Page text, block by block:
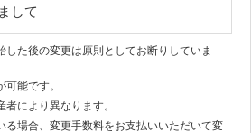
して
した後の変更は原則としてお断りしていま
能です。
により異なります。
る場合、変更手数料をお支払いいただいて変